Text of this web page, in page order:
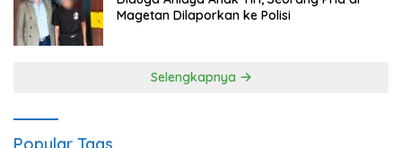
Magetan Dilaporkan ke Polisi
Selengkapnya